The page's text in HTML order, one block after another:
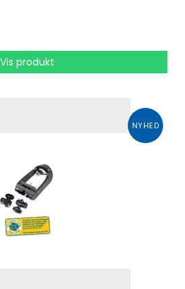
Vis produkt
NYHED